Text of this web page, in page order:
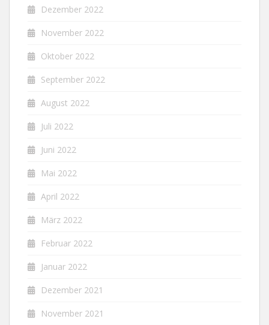
Dezember 2022
November 2022
Oktober 2022
September 2022
August 2022
Juli 2022
Juni 2022
Mai 2022
April 2022
März 2022
Februar 2022
Januar 2022
Dezember 2021
November 2021